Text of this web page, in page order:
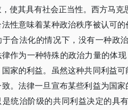
使其具有社会正当性。西方马克
性意味着某种政治秩序被认可
合法化的情况下，没有一种政
作为一种特殊的政治力量的体
家的利益。虽然这种共同利益
。法律一旦宣布某些利益为国
统治阶级的共同利益决定的具